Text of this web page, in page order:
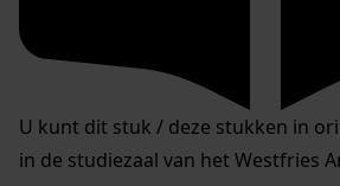
U kunt dit stuk / deze stukken in
in de studiezaal van het Westfries